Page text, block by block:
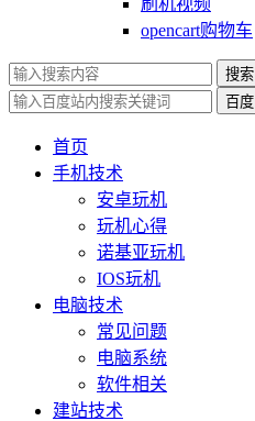
刷机视频
opencart购物车
搜索
百度
首页
手机技术
安卓玩机
玩机心得
诺基亚玩机
IOS玩机
电脑技术
常见问题
电脑系统
软件相关
建站技术